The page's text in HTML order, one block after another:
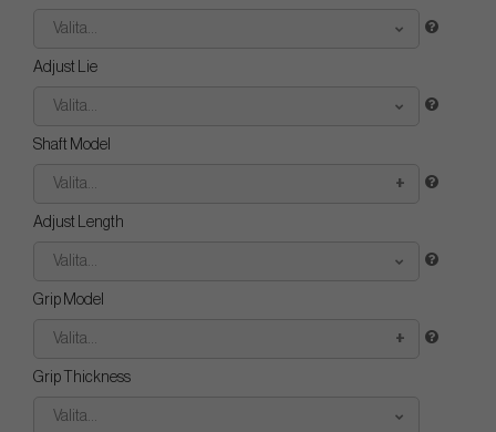
Valita...
Adjust Lie
Valita...
Shaft Model
Valita...
Adjust Length
Valita...
Grip Model
Valita...
Grip Thickness
Valita...